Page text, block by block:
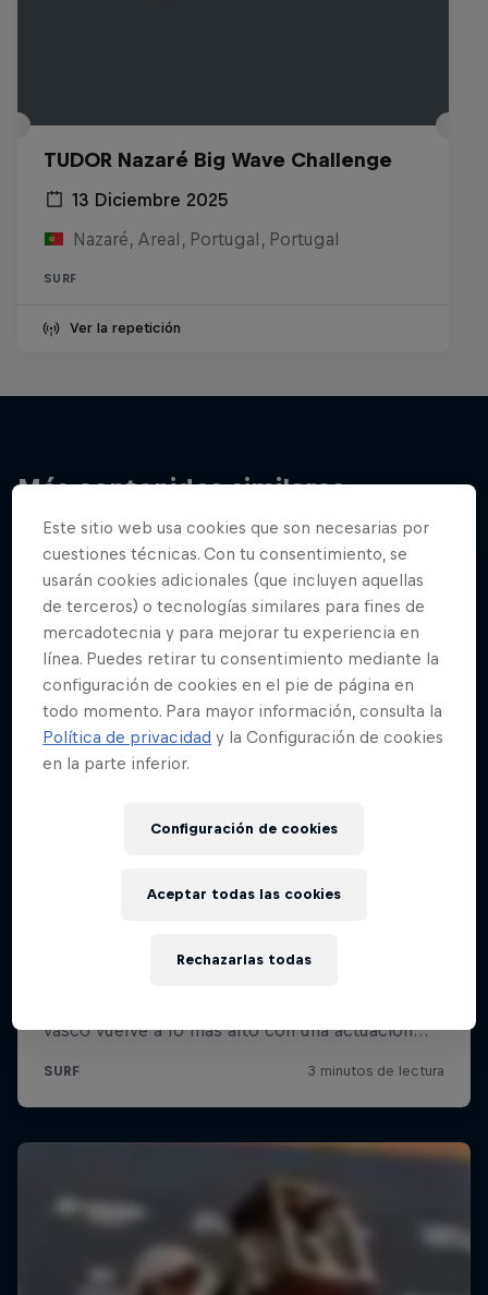
TUDOR Nazaré Big Wave Challenge
13 Diciembre 2025
Nazaré, Areal, Portugal, Portugal
SURF
Ver la repetición
Más contenidos similares
Este sitio web usa cookies que son necesarias por
cuestiones técnicas. Con tu consentimiento, se
usarán cookies adicionales (que incluyen aquellas
de terceros) o tecnologías similares para fines de
mercadotecnia y para mejorar tu experiencia en
línea. Puedes retirar tu consentimiento mediante la
configuración de cookies en el pie de página en
todo momento. Para mayor información, consulta la
Política de privacidad y la Configuración de cookies
en la parte inferior.
Configuración de cookies
Rechazarlas todas
Aceptar todas las cookies